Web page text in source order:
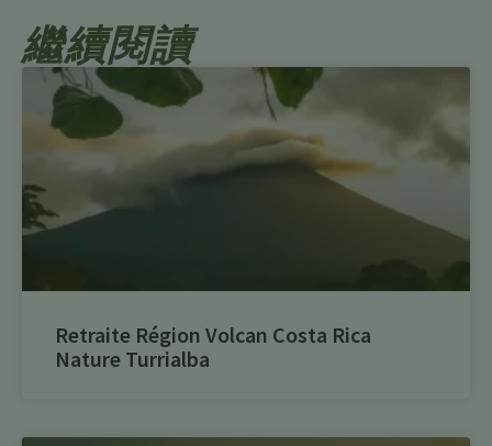
繼續閱讀
Retraite Région Volcan Costa Rica
Nature Turrialba